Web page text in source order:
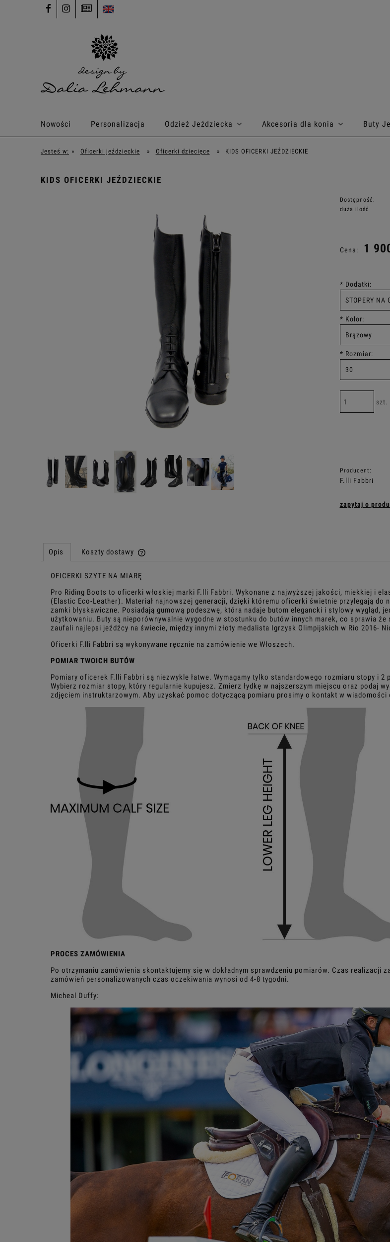
Nowości Personalizacja Odzież Jeździecka Akcesoria dla konia Buty
Jesteś w: » Oficerki jeździeckie » Oficerki dziecięce » KIDS OFICERKI JEŹDZIECKIE
KIDS OFICERKI JEŹDZIECKIE
Dostępność:
duża ilość
Cena: 1
* Dodatki:
* Kolor:
* Rozmiar:
szt.
Producent:
F.lli Fabbri
zapytaj o
Opis Koszty dostawy
płatności
OFICERKI SZYTE NA MIARĘ
Pro Riding Boots to oficerki włoskiej marki F.lli Fabbri. Wykonane z najwyższej jakości, miekkiej i
(Elastic Eco-Leather). Materiał najnowszej generacji, dzięki któremu oficerki świetnie przylegają
zamki błyskawiczne. Posiadają gumową podeszwę, która nadaje butom elegancki i stylowy wygląd,
użytkowaniu. Buty są nieporównywalnie wygodne w stostunku do butów innych marek, co sprawia
zaufali najlepsi jeźdźcy na świecie, między innymi złoty medalista Igrzysk Olimpijskich w Rio 2016-
Oficerki F.lli Fabbri są wykonywane ręcznie na zamówienie we Włoszech.
POMIAR TWOICH BUTÓW
Pomiary oficerek F.lli Fabbri są niezwykle łatwe. Wymagamy tylko standardowego rozmiaru stopy i
Wybierz rozmiar stopy, który regularnie kupujesz. Zmierz łydkę w najszerszym miejscu oraz podaj
zdjęciem instruktarzowym. Aby uzyskać pomoc dotyczącą pomiaru prosimy o kontakt w wiadomości
PROCES ZAMÓWIENIA
Po otrzymaniu zamówienia skontaktujemy się w dokładnym sprawdzeniu pomiarów. Czas realizacji
zamówień personalizowanych czas oczekiwania wynosi od 4-8 tygodni.
Micheal Duffy: